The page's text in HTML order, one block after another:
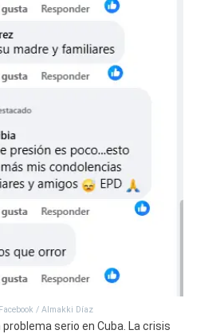
/ Almakki Díaz
serio en Cuba. La crisis